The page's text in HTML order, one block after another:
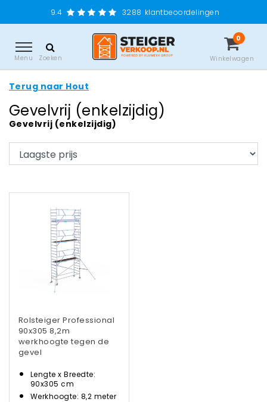
9.4 3288 klantbeoordelingen
Menu Zoeken
0
Winkelwagen
Terug naar Hout
Gevelvrij (enkelzijdig)
Gevelvrij (enkelzijdig)
Rolsteiger Professional
90x305 8,2m
werkhoogte tegen de
gevel
Lengte x Breedte:
90x305 cm
Werkhoogte: 8,2 meter